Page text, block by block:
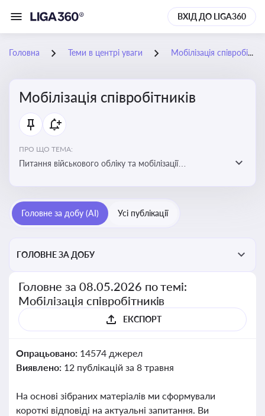
ВХІД ДО LIGA360
Головна Теми в центрі уваги Мобілізація співробітників
Мобілізація співробітників
ПРО ЩО ТЕМА:
Питання військового обліку та мобілізації
Головне за добу (AI) Усі публікації
ГОЛОВНЕ ЗА ДОБУ
Головне за 08.05.2026 по темі:
Мобілізація співробітників
ЕКСПОРТ
Опрацьовано: 14574 джерел
Виявлено: 12 публікацій за 8 травня
На основі зібраних матеріалів ми сформували
короткі відповіді на актуальні запитання. Ви